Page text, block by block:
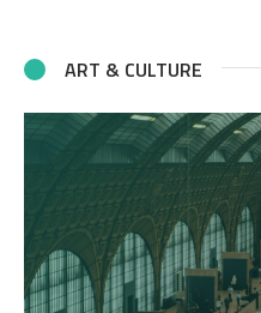
ART & CULTURE